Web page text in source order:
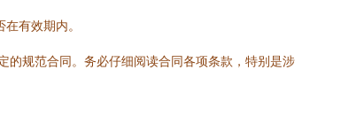
有效期内。
的规范合同。务必仔细阅读合同各项条款，特别是涉